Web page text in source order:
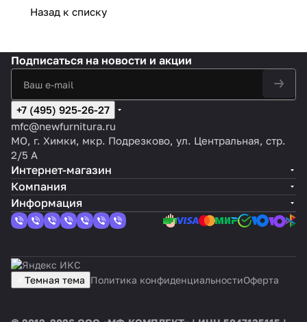
Назад к списку
Подписаться на новости и акции
+7 (495) 925-26-27
mfc@newfurnitura.ru
МО, г. Химки, мкр. Подрезково, ул. Центральная, стр.
2/5 А
Интернет-магазин
Компания
Информация
Темная тема Политика конфиденциальностиОферта